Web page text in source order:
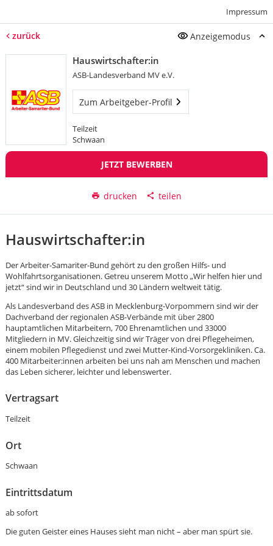
Impressum
zurück Anzeigemodus
Hauswirtschafter:in
ASB-Landesverband MV e.V.
Zum Arbeitgeber-Profil
Teilzeit
Schwaan
JETZT BEWERBEN
drucken teilen
Hauswirtschafter:in
Der Arbeiter-Samariter-Bund gehört zu den großen Hilfs- und
Wohlfahrtsorganisationen. Getreu unserem Motto „Wir helfen hier und
jetzt“ sind wir in Deutschland und 30 Ländern weltweit tätig.
Als Landesverband des ASB in Mecklenburg-Vorpommern sind wir der
Dachverband der regionalen ASB-Verbände mit über 2800
hauptamtlichen Mitarbeitern, 700 Ehrenamtlichen und 33000
Mitgliedern in MV. Gleichzeitig sind wir Träger von drei Pflegeheimen,
einem mobilen Pflegedienst und zwei Mutter-Kind-Vorsorgekliniken. Ca.
400 Mitarbeiter:innen arbeiten bei uns nah am Menschen und machen
das Leben sicherer, leichter und lebenswerter.
Vertragsart
Teilzeit
Ort
Schwaan
Eintrittsdatum
ab sofort
Die guten Geister eines Hauses sieht man nicht – aber man spürt sie.